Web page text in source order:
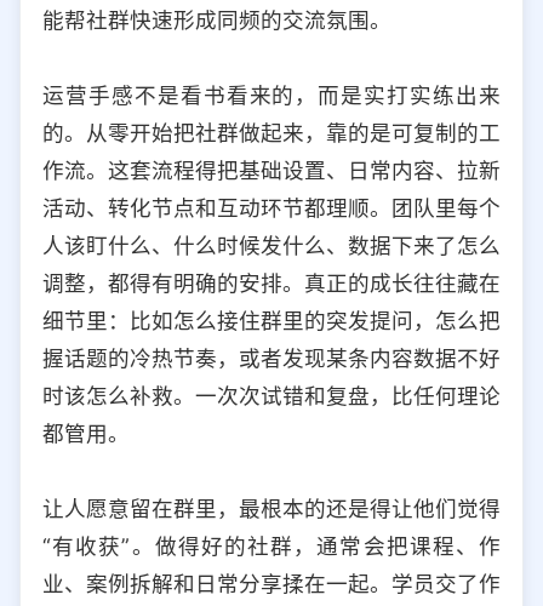
能帮社群快速形成同频的交流氛围。
运营手感不是看书看来的，而是实打实练出来
的。从零开始把社群做起来，靠的是可复制的工
作流。这套流程得把基础设置、日常内容、拉新
活动、转化节点和互动环节都理顺。团队里每个
人该盯什么、什么时候发什么、数据下来了怎么
调整，都得有明确的安排。真正的成长往往藏在
细节里：比如怎么接住群里的突发提问，怎么把
握话题的冷热节奏，或者发现某条内容数据不好
时该怎么补救。一次次试错和复盘，比任何理论
都管用。
让人愿意留在群里，最根本的还是得让他们觉得
“有收获”。做得好的社群，通常会把课程、作
业、案例拆解和日常分享揉在一起。学员交了作